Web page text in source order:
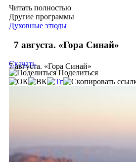
Читать полностью
Другие программы
Духовные этюды
7 августа. «Гора Синай»
7 августа. «Гора Синай»
Скачать
Поделиться